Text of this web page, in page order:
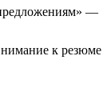
—
к резюме